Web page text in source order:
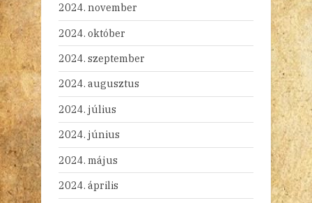
2024. november
2024. október
2024. szeptember
2024. augusztus
2024. július
2024. június
2024. május
2024. április